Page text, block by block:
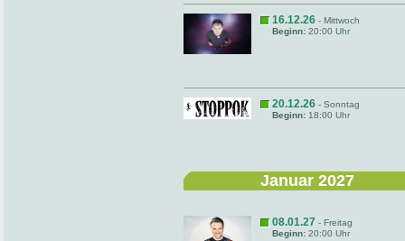
16.12.26 - Mittwoch
Beginn: 20:00 Uhr
20.12.26 - Sonntag
Beginn: 18:00 Uhr
Januar 2027
08.01.27 - Freitag
Beginn: 20:00 Uhr